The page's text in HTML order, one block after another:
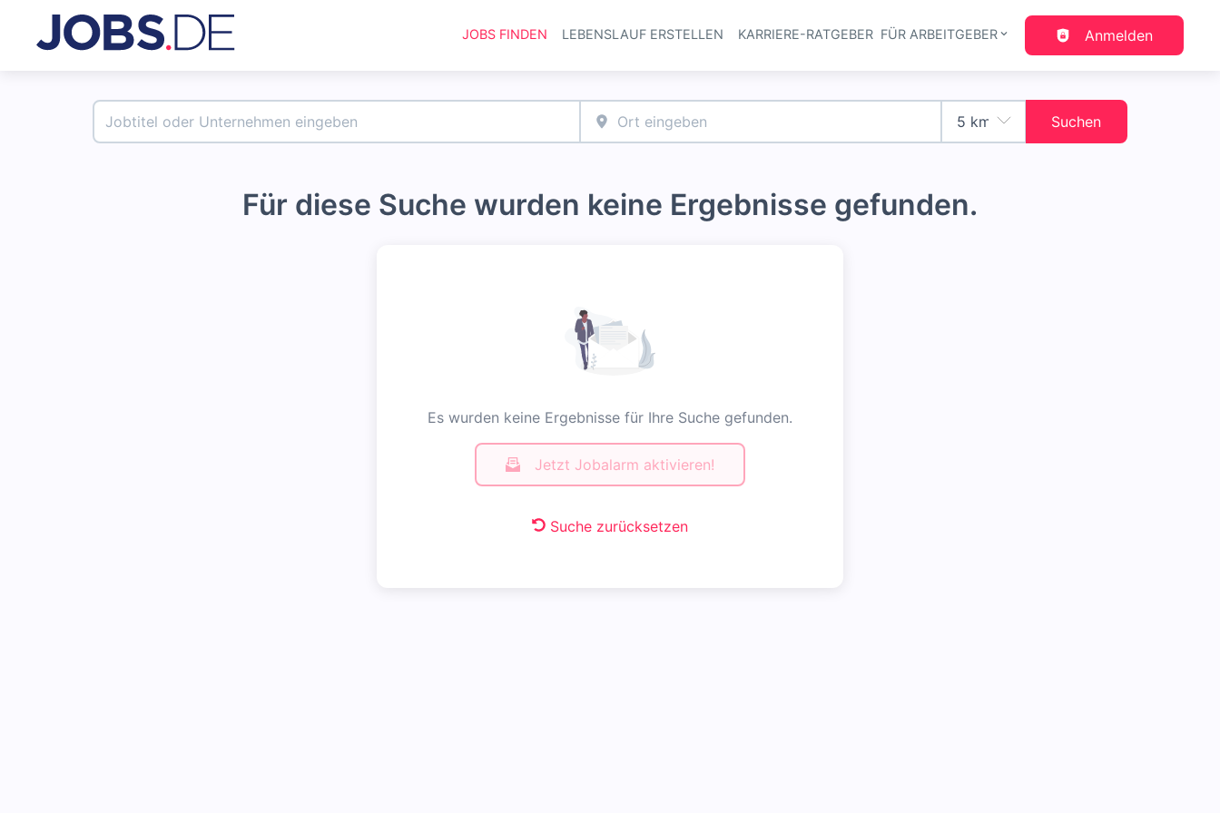
Haupt-Navigation
JOBS FINDEN LEBENSLAUF ERSTELLEN KARRIERE-RATGEBER FÜR ARBEITGEBER Anmelden
Suchen
Für diese Suche wurden keine Ergebnisse gefunden.
Es wurden keine Ergebnisse für Ihre Suche gefunden.
Jetzt Jobalarm aktivieren!
Suche zurücksetzen